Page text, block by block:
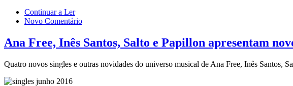
Continuar a Ler
Novo Comentário
Ana Free, Inês Santos, Salto e Papillon apresentam
Quatro novos singles e outras novidades do universo musical de Ana Free, Inês Santos,